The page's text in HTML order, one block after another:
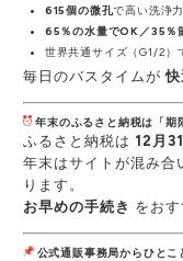
615個の微孔で高い洗浄
65％の水量でOK／35％
世界共通サイズ（G1/2
毎日のバスタイムが快
年末のふるさと納税は「期
ふるさと納税は 12月
年末はサイトが混み合
ります。
お早めの手続き をおす
公式通販事務局からひとこ